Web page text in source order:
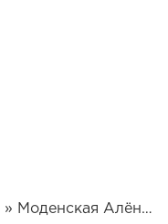
» Моденская Алёна – Добромысловъ Plaza | 25723